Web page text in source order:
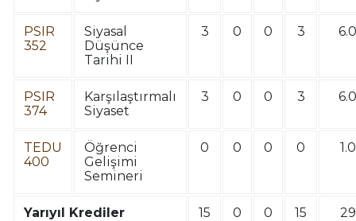
PSIR
352
Siyasal
Düşünce
Tarihi II
3 0 0 3 6.0
PSIR
374
Karşılaştırmalı
Siyaset
3 0 0 3 6.0
TEDU
400
Öğrenci
Gelişimi
Semineri
0 0 0 0 1.0
Yarıyıl Krediler 15 0 0 15 29